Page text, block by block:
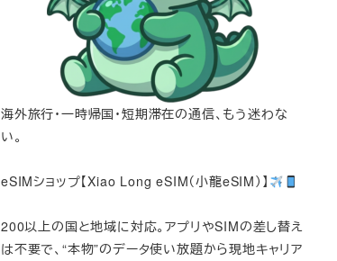
海外旅行・一時帰国・短期滞在の通信、もう迷わな
い。
eSIMショップ【Xiao Long eSIM（小龍eSIM）】
200以上の国と地域に対応。アプリやSIMの差し替え
は不要で、“本物”のデータ使い放題から現地キャリア